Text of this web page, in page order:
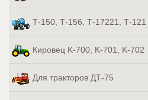
Т-150, Т-156, Т-17221, Т-121
Кировец K-700, K-701, K-702
Для тракторов ДТ-75